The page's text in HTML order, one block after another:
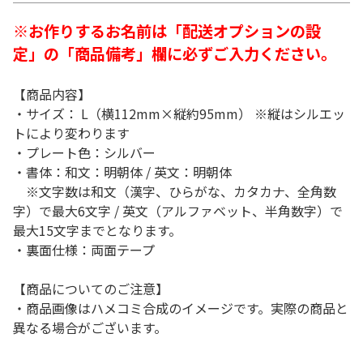
※お作りするお名前は「配送オプションの設
定」の「商品備考」欄に必ずご入力ください。
【商品内容】
・サイズ： L（横112mm×縦約95mm） ※縦はシルエッ
トにより変わります
・プレート色：シルバー
・書体：和文：明朝体 / 英文：明朝体
※文字数は和文（漢字、ひらがな、カタカナ、全角数
字）で最大6文字 / 英文（アルファベット、半角数字）で
最大15文字までとなります。
・裏面仕様：両面テープ
【商品についてのご注意】
・商品画像はハメコミ合成のイメージです。実際の商品と
異なる場合がございます。